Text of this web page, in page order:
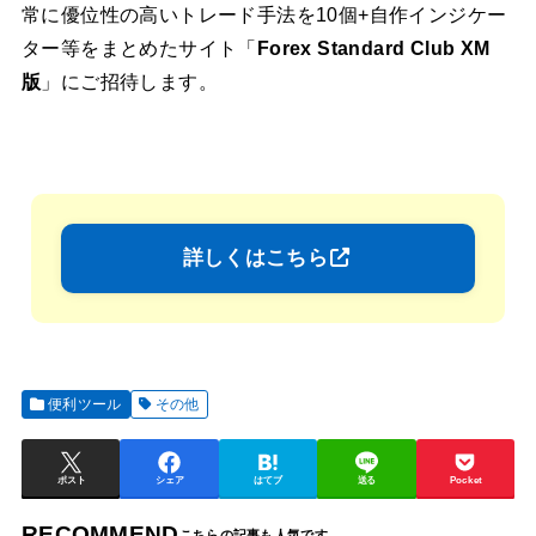
常に優位性の高いトレード手法を10個+自作インジケー
ター等をまとめたサイト「 Forex Standard Club XM
版 」にご招待します。
詳しくはこちら
便利ツール その他
ポスト シェア はてブ 送る Pocket